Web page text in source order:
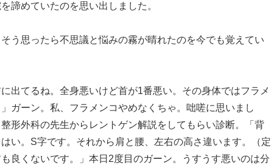
諦めていたのを思い出しました。
う思ったら不思議と悩みの霧が晴れたのを今でも覚えてい
出てるね。全身悪いけど首が1番悪い。その身体ではフラメ
ガーン。私、フラメンコやめなくちゃ。咄嗟に思いまし
形外科の先生からレントゲン解説をしてもらい診断。「背
い。S字です。それから肩と腰、左右の高さ違います。（定
良くないです。」本日2度目のガーン。うすうす悪いのは分